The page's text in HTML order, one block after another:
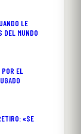
LE
DEL MUNDO
POR EL
«SE